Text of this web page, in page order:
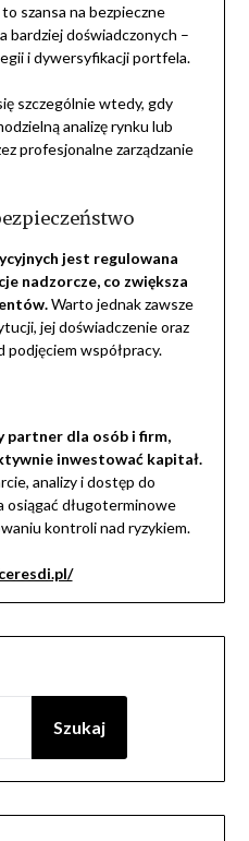
szansa na bezpieczne
bardziej doświadczonych –
i dywersyfikacji portfela.
szczególnie wtedy, gdy
analizę rynku lub
profesjonalne zarządzanie
jest regulowana
nadzorcze, co zwiększa
Warto jednak zawsze
jej doświadczenie oraz
współpracy.
partner dla osób i firm,
inwestować kapitał.
analizy i dostęp do
osiągać długoterminowe
kontroli nad ryzykiem.
Szukaj